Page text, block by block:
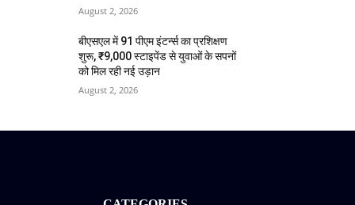
August 2, 2026
बीएसएल में 91 पीएम इंटर्न्स का प्रशिक्षण
शुरू, ₹9,000 स्टाइपेंड से युवाओं के सपनों
को मिल रही नई उड़ान
August 2, 2026